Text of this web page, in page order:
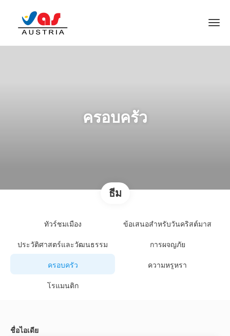
ครอบครัว
ธีม
ทัวร์ชมเมือง
ข้อเสนอสำหรับวันคริสต์มาส
ประวัติศาสตร์และวัฒนธรรม
การผจญภัย
ครอบครัว
ความหรูหรา
โรแมนติก
ชื่อไอเดีย